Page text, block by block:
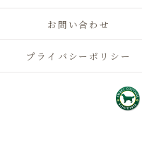
お問い合わせ
プライバシーポリシー